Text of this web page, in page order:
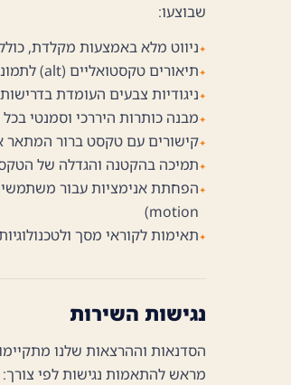
שבוצעו:
ניווט מלא באמצעות מקלדת,
תיאורים טקסטואליים (alt) לתמונות ולרכיבים גרפיים משמעותיים
ניגודיות צבעים העומדת
מבנה כותרות היררכי וסמנטי
קישורים עם טקסט ברור המתאר
תמיכה בהקטנה והגדלה של
motion)
תאימות לקוראי מסך
נגישות השירות
הסדנאות וההרצאות שלנו
מראש להתאמות נגישות לפי